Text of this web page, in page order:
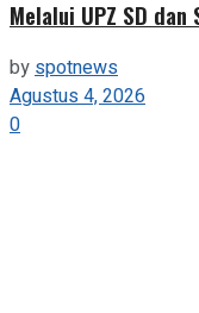
Melalui UPZ SD dan
by spotnews
Agustus 4, 2026
0